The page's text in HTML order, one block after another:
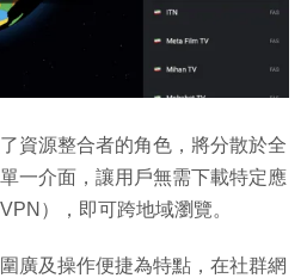
資源整合者的角色，將分散於全
一介面，讓用戶無需下載特定應
），即可跨地域瀏覽。
廣及操作便捷為特點，在社群網